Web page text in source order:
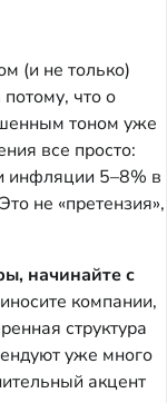
(и не только)
что о
тоном уже
все просто:
инфляции 5–8% в
не «претензия»,
начинайте с
компании,
структура
уже много
акцент